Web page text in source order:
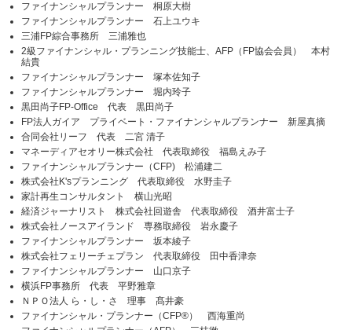
ファイナンシャルプランナー 桐原大樹
ファイナンシャルプランナー 石上ユウキ
三浦FP綜合事務所 三浦雅也
2級ファイナンシャル・プランニング技能士、AFP（FP協会会員） 本村
結貴
ファイナンシャルプランナー 塚本佐知子
ファイナンシャルプランナー 堀内玲子
黒田尚子FP-Office 代表 黒田尚子
FP法人ガイア プライベート・ファイナンシャルプランナー 新屋真摘
合同会社リーフ 代表 二宮 清子
マネーディアセオリー株式会社 代表取締役 福島えみ子
ファイナンシャルプランナー（CFP) 松浦建二
株式会社K'sプランニング 代表取締役 水野圭子
家計再生コンサルタント 横山光昭
経済ジャーナリスト 株式会社回遊舎 代表取締役 酒井富士子
株式会社ノースアイランド 専務取締役 岩永慶子
ファイナンシャルプランナー 坂本綾子
株式会社フェリーチェプラン 代表取締役 田中香津奈
ファイナンシャルプランナー 山口京子
横浜FP事務所 代表 平野雅章
ＮＰＯ法人 ら・し・さ 理事 髙井豪
ファイナンシャル・プランナー（CFP®） 西海重尚